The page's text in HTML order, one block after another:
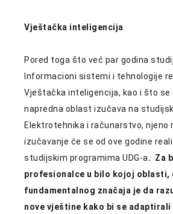
Vještačka inteligencija
Pored toga što već par godina
Informacioni sistemi i tehnologije
Vještačka inteligencija, kao i što se
napredna oblast izučava na
Elektrotehnika i računarstvo, njeno
izučavanje će se od ove godine
studijskim programima UDG-a. Za
profesionalce u bilo kojoj oblasti,
fundamentalnog značaja je da
nove vještine kako bi se adaptirali